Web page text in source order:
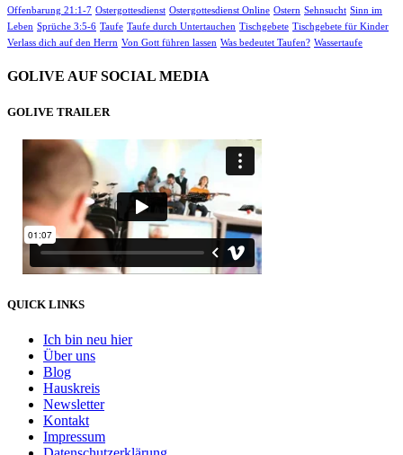
Offenbarung 21:1-7 Ostergottesdienst Ostergottesdienst Online Ostern Sehnsucht Sinn im
Leben Sprüche 3:5-6 Taufe Taufe durch Untertauchen Tischgebete Tischgebete für Kinder
Verlass dich auf den Herrn Von Gott führen lassen Was bedeutet Taufen? Wassertaufe
GOLIVE AUF SOCIAL MEDIA
GOLIVE TRAILER
QUICK LINKS
Ich bin neu hier
Über uns
Blog
Hauskreis
Newsletter
Kontakt
Impressum